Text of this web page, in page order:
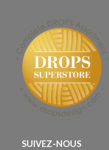
SUIVEZ-NOUS